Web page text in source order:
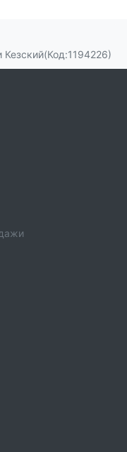
МВД по
Сферы
информация.
МВД по
Сферы
Сферы
Шелковскому
ОМВД России
телефонами.